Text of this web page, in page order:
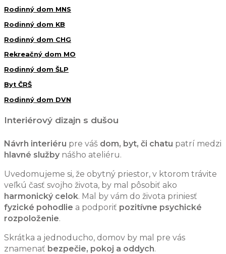
Rodinný dom MNS
Rodinný dom KB
Rodinný dom CHG
Rekreačný dom MO
Rodinný dom ŠLP
Byt ČRŠ
Rodinný dom DVN
Interiérový dizajn s dušou
Návrh interiéru pre váš dom, byt, či chatu patrí medzi
hlavné služby nášho ateliéru.
Uvedomujeme si, že obytný priestor, v ktorom trávite
veľkú časť svojho života, by mal pôsobiť ako
harmonický celok. Mal by vám do života priniesť
fyzické pohodlie a podporiť pozitívne psychické
rozpoloženie.
Skrátka a jednoducho, domov by mal pre vás
znamenať bezpečie, pokoj a oddych.